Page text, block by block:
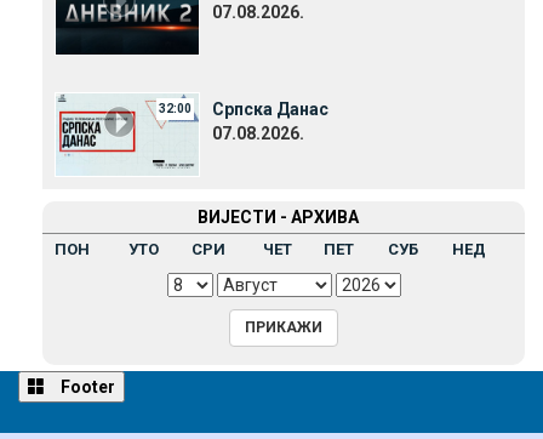
07.08.2026.
32:00
Српска Данас
07.08.2026.
ВИЈЕСТИ - АРХИВА
ПОН УТО СРИ ЧЕТ ПЕТ СУБ НЕД
Footer